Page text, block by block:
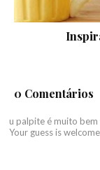
0 Comentários
u palpite é muito
Your guess is